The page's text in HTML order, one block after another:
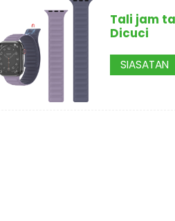
Tali jam
Dicuci
SIASATAN